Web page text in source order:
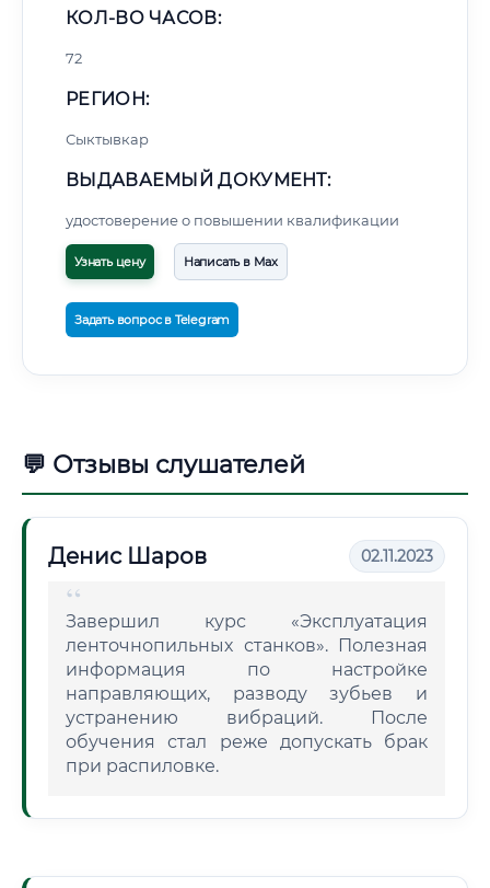
КОЛ-ВО ЧАСОВ:
72
РЕГИОН:
Сыктывкар
ВЫДАВАЕМЫЙ ДОКУМЕНТ:
удостоверение о повышении квалификации
Узнать цену Написать в Max
Задать вопрос в Telegram
💬 Отзывы слушателей
Денис Шаров 02.11.2023
Завершил курс «Эксплуатация
ленточнопильных станков». Полезная
информация по настройке
направляющих, разводу зубьев и
устранению вибраций. После
обучения стал реже допускать брак
при распиловке.